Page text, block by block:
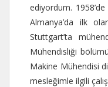
ediyordum.
Almanya’da ilk
Stuttgart’ta
Mühendisliği
Makine Mühendisi
mesleğimle ilgili